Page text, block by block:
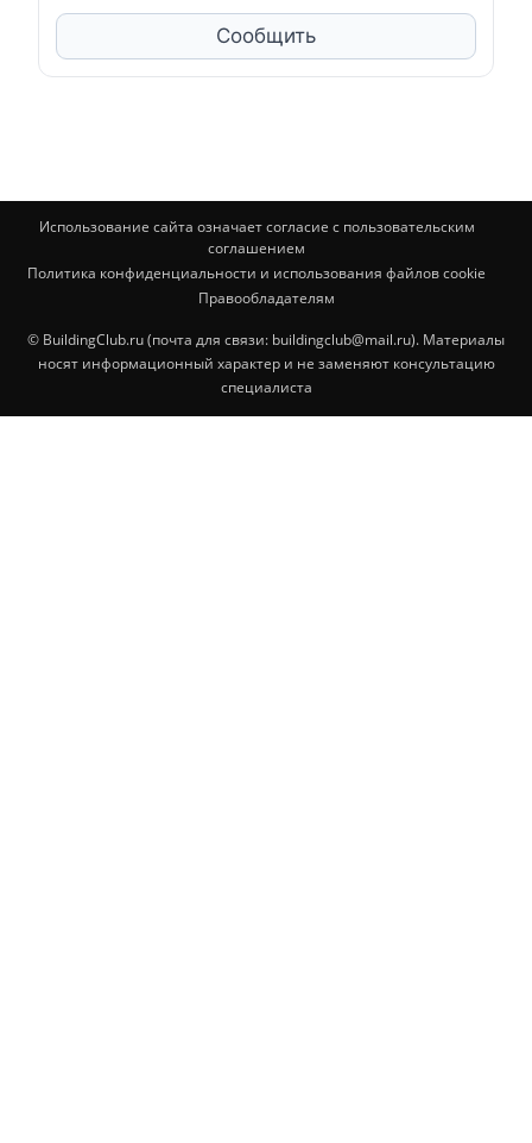
Сообщить
Использование сайта означает согласие с пользовательским
соглашением
Политика конфиденциальности и использования файлов cookie
Правообладателям
© BuildingClub.ru (почта для связи: buildingclub@mail.ru). Материалы
носят информационный характер и не заменяют консультацию
специалиста